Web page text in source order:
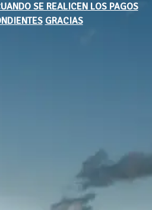
SE REALICEN LOS PAGOS
GRACIAS